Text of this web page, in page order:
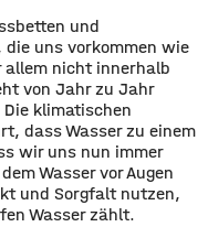
und
uns vorkommen wie
allem nicht innerhalb
von Jahr zu Jahr
klimatischen
dass Wasser zu einem
wir uns nun immer
Wasser vor Augen
und Sorgfalt nutzen,
Wasser zählt.